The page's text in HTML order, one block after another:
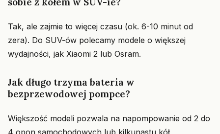
Tak, ale zajmie to więcej czasu (ok. 6-10 minut od
zera). Do SUV-ów polecamy modele o większej
wydajności, jak Xiaomi 2 lub Osram.
Jak długo trzyma bateria w
bezprzewodowej pompce?
Większość modeli pozwala na napompowanie od 2 do
4 opon samochodowych lub kilkunastu kół